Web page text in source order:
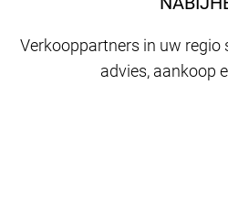
Verkooppartners in uw regio
advies, aankoop